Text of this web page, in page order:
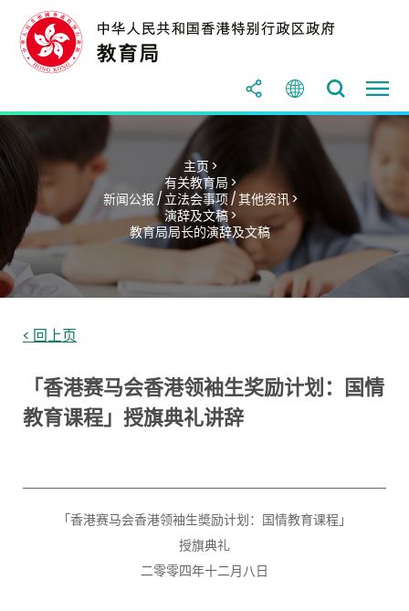
主页 >
有关教育局 >
新闻公报 / 立法会事项 / 其他资讯 >
演辞及文稿 >
教育局局长的演辞及文稿
< 回上页
「香港赛马会香港领袖生奖励计划：国情
教育课程」授旗典礼讲辞
「香港赛马会香港领袖生奬励计划：国情教育课程」
授旗典礼
二零零四年十二月八日